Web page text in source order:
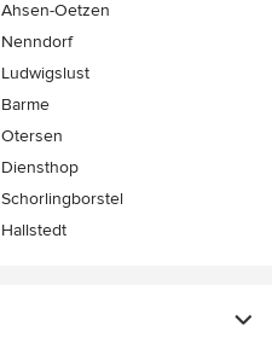
Ahsen-Oetzen
Nenndorf
Ludwigslust
Barme
Otersen
Diensthop
Schorlingborstel
Hallstedt